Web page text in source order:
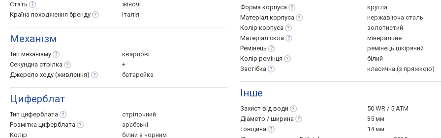
Стать
жіночі
Країна походження бренду Італія
Механізм
Тип механізму
кварцові
Секундна стрілка
+
Джерело ходу (живлення) батарейка
Циферблат
Тип циферблата
стрілочний
Розмітка циферблата
арабські
Колір
білий з чорним
Форма корпуса
кругла
Матеріал корпуса
нержавіюча сталь
Колір корпуса
золотистий
Матеріал скла
мінеральне
Ремінець
ремінець шкіряний
Колір ремінця
білий
Застібка
класична (з пряжкою)
Інше
Захист від води
50 WR / 5 ATM
Діаметр / ширина
35 мм
Товщина
14 мм